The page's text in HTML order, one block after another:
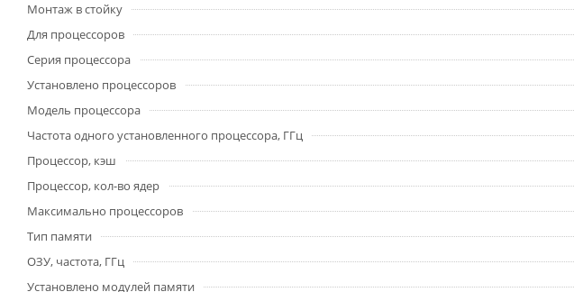
Монтаж в стойку
Для процессоров
Серия процессора
Установлено процессоров
Модель процессора
Частота одного установленного процессора, ГГц
Процессор, кэш
Процессор, кол-во ядер
Максимально процессоров
Тип памяти
ОЗУ, частота, ГГц
Установлено модулей памяти